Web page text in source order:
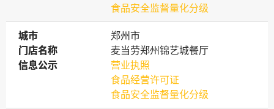
食品安全监督量化分级
城市
城市
郑州市
门店名称
门店名称
麦当劳郑州锦艺城餐厅
信息公示
信息公示
营业执照
食品经营许可证
食品安全监督量化分级